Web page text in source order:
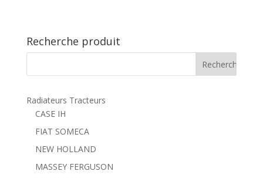
Recherche produit
Radiateurs Tracteurs
CASE IH
FIAT SOMECA
NEW HOLLAND
MASSEY FERGUSON